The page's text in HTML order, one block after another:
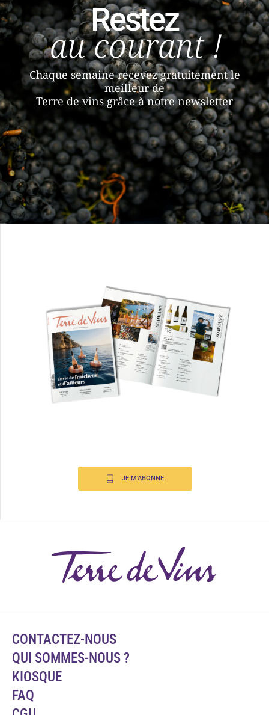
Restez
au courant !
Chaque semaine recevez gratuitement le
meilleur de
Terre de vins grâce à notre newsletter
JE M'ABONNE
CONTACTEZ-NOUS
QUI SOMMES-NOUS ?
KIOSQUE
FAQ